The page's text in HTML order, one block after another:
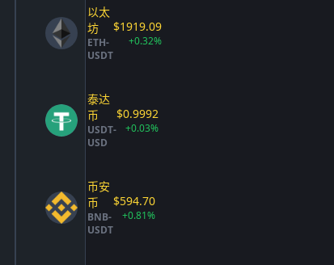
以太
坊
ETH-
USDT
$1919.09
+0.32%
泰达
币
USDT-
USD
$0.9992
+0.03%
币安
币
BNB-
USDT
$594.70
+0.81%